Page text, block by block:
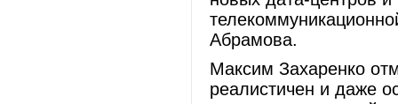
Абрамова.
Максим Захаренко
реалистичен и даже